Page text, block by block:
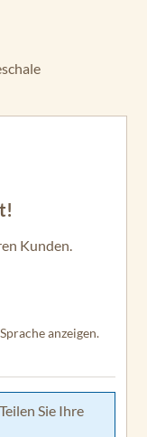
5 Sternen
Kunden.
anzeigen.
Sie Ihre